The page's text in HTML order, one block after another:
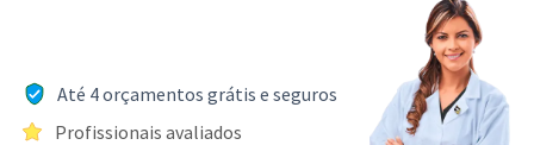
Até 4 orçamentos grátis e seguros
Profissionais avaliados